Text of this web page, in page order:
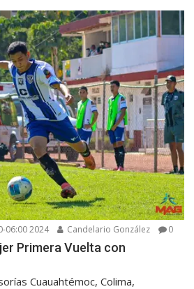
06:00 2024 Candelario González 0
Primera Vuelta con
Cuauahtémoc, Colima,